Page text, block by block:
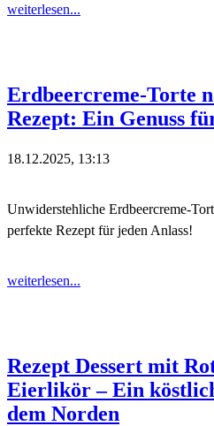
weiterlesen...
Erdbeercreme-Torte
Rezept: Ein Genuss
18.12.2025, 13:13
Unwiderstehliche Erdbeercreme-
perfekte Rezept für jeden Anlass!
weiterlesen...
Rezept Dessert mit
Eierlikör – Ein
dem Norden